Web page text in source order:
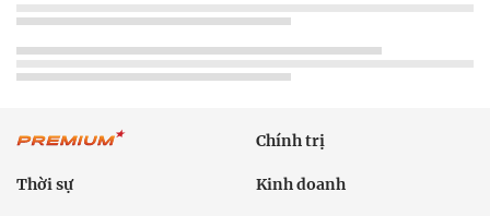
Chính trị
Thời sự Kinh doanh